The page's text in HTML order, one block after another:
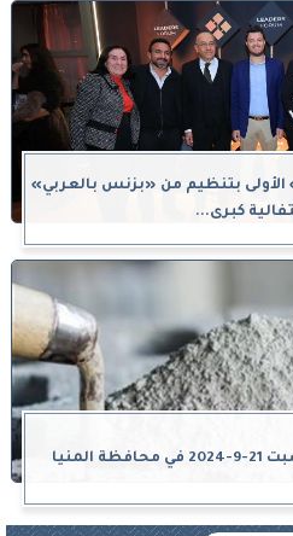
الأولى بتنظيم من «بزنس بالعربي»
كبرى...